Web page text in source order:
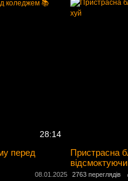
28:14
перед
08.01.2025
Пристрасна
2763 переглядів